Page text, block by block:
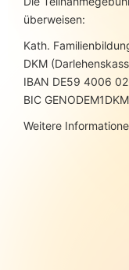
überweisen:
Kath.
DKM
IBAN DE59 4006
BIC GENODEM1DKM
Weitere